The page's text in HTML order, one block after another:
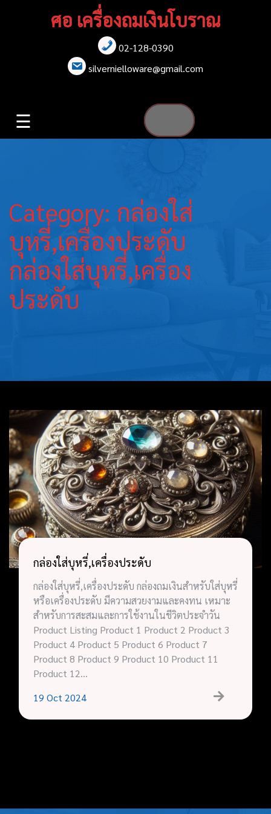
ศอ เครื่องถมเงินโบราณ
02-128-0390
silvernielloware@gmail.com
สร้อยข้อมือ
เข็มขัด
กล่องใส่
บุหรี่,เครื่อง
ประดับ
ทั่วไป
ติดต่อเรา
Thai
☰
Category: กล่องใส่
บุหรี่,เครื่องประดับ
กล่องใส่บุหรี่,เครื่อง
ประดับ
กล่องใส่บุหรี่,เครื่องประดับ
กล่องใส่บุหรี่,เครื่องประดับ กล่องถมเงินสำหรับใส่บุหรี่
หรือเครื่องประดับ มีความสวยงามและคงทน เหมาะ
สำหรับการสะสมและการใช้งานในชีวิตประจำวัน
Product Listing Product 1 Product 2 Product 3
Product 4 Product 5 Product 6 Product 7
Product 8 Product 9 Product 10 Product 11
Product 12…
19 Oct2024